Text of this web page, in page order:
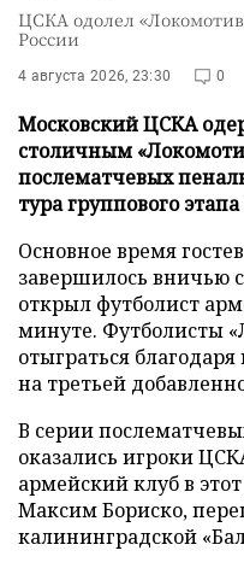
ЦСКА одолел
России
4 августа 2026, 23:30 0
Московский ЦСКА
столичным
послематчевых
тура группового
Основное время
завершилось вничью
открыл футболист
минуте. Футболисты
отыграться
на третьей
В серии
оказались игроки
армейский клуб в
Максим Бориско,
калининградской